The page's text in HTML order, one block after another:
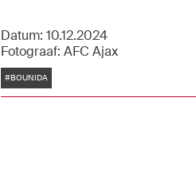
Datum: 10.12.2024
Fotograaf: AFC Ajax
Tags
#BOUNIDA